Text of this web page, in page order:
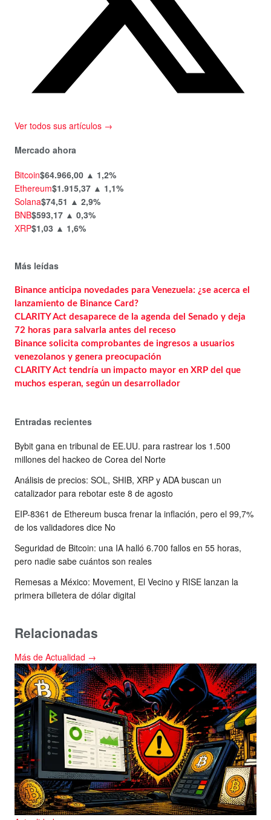
Ver todos sus artículos →
Mercado ahora
Bitcoin$64.966,00 ▲ 1,2%
Ethereum$1.915,37 ▲ 1,1%
Solana$74,51 ▲ 2,9%
BNB$593,17 ▲ 0,3%
XRP$1,03 ▲ 1,6%
Más leídas
Binance anticipa novedades para Venezuela: ¿se acerca el
lanzamiento de Binance Card?
CLARITY Act desaparece de la agenda del Senado y deja
72 horas para salvarla antes del receso
Binance solicita comprobantes de ingresos a usuarios
venezolanos y genera preocupación
CLARITY Act tendría un impacto mayor en XRP del que
muchos esperan, según un desarrollador
Entradas recientes
Bybit gana en tribunal de EE.UU. para rastrear los 1.500
millones del hackeo de Corea del Norte
Análisis de precios: SOL, SHIB, XRP y ADA buscan un
catalizador para rebotar este 8 de agosto
EIP-8361 de Ethereum busca frenar la inflación, pero el 99,7%
de los validadores dice No
Seguridad de Bitcoin: una IA halló 6.700 fallos en 55 horas,
pero nadie sabe cuántos son reales
Remesas a México: Movement, El Vecino y RISE lanzan la
primera billetera de dólar digital
Relacionadas
Más de Actualidad →